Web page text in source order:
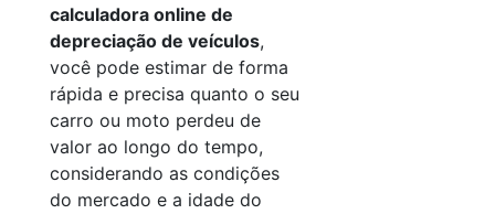
calculadora online de
depreciação de veículos,
você pode estimar de forma
rápida e precisa quanto o seu
carro ou moto perdeu de
valor ao longo do tempo,
considerando as condições
do mercado e a idade do